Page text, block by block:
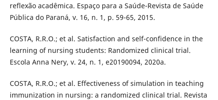
reflexão acadêmica. Espaço para a Saúde-Revista de Saúde
Pública do Paraná, v. 16, n. 1, p. 59-65, 2015.
COSTA, R.R.O.; et al. Satisfaction and self-confidence in the
learning of nursing students: Randomized clinical trial.
Escola Anna Nery, v. 24, n. 1, e20190094, 2020a.
COSTA, R.R.O.; et al. Effectiveness of simulation in teaching
immunization in nursing: a randomized clinical trial. Revista